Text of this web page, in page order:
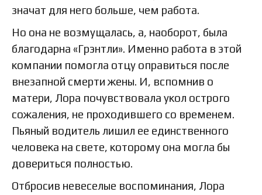
значат для него больше, чем работа.
Но она не возмущалась, а, наоборот, была
благодарна «Грэнтли». Именно работа в этой
компании помогла отцу оправиться после
внезапной смерти жены. И, вспомнив о
матери, Лора почувствовала укол острого
сожаления, не проходившего со временем.
Пьяный водитель лишил ее единственного
человека на свете, которому она могла бы
довериться полностью.
Отбросив невеселые воспоминания, Лора